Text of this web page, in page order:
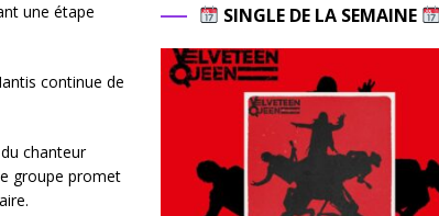
une étape
continue de
chanteur
groupe promet
SINGLE DE LA SEMAINE